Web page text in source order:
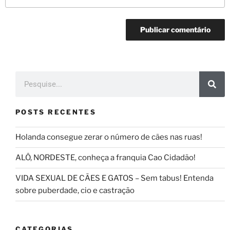
POSTS RECENTES
Holanda consegue zerar o número de cães nas ruas!
ALÔ, NORDESTE, conheça a franquia Cao Cidadão!
VIDA SEXUAL DE CÃES E GATOS – Sem tabus! Entenda
sobre puberdade, cio e castração